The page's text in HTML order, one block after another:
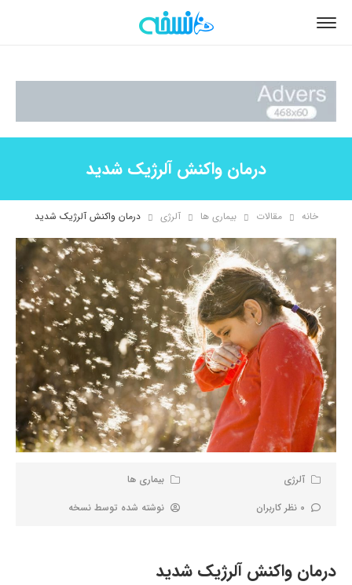
درمان واکنش آلرژیک شدید
خانه مقالات بیماری ها آلرژی درمان واکنش آلرژیک شدید
آلرژی
بیماری ها
0 نظر کاربران
نوشته شده توسط نسخه
درمان واکنش آلرژیک شدید